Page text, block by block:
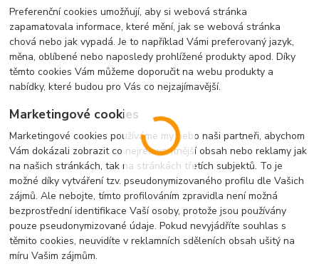
Preferenční cookies umožňují, aby si webová stránka
zapamatovala informace, které mění, jak se webová stránka
chová nebo jak vypadá. Je to například Vámi preferovaný jazyk,
měna, oblíbené nebo naposledy prohlížené produkty apod. Díky
těmto cookies Vám můžeme doporučit na webu produkty a
nabídky, které budou pro Vás co nejzajímavější.
Marketingové cookies
Marketingové cookies používáme my nebo naši partneři, abychom
Vám dokázali zobrazit co nejrelevantnější obsah nebo reklamy jak
na našich stránkách, tak na stránkách třetích subjektů. To je
možné díky vytváření tzv. pseudonymizovaného profilu dle Vašich
zájmů. Ale nebojte, tímto profilováním zpravidla není možná
bezprostřední identifikace Vaší osoby, protože jsou používány
pouze pseudonymizované údaje. Pokud nevyjádříte souhlas s
těmito cookies, neuvidíte v reklamních sděleních obsah ušitý na
míru Vašim zájmům.